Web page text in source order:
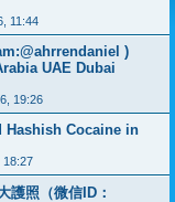
11:44
)
UAE Dubai
19:26
Hashish Cocaine in
18:27
護照（微信ID：